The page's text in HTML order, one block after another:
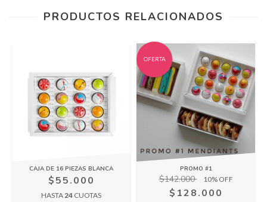
PRODUCTOS RELACIONADOS
CAJA DE 16 PIEZAS BLANCA
$55.000
HASTA 24 CUOTAS
OFERTA
PROMO #1
$142.000 10% OFF
$128.000